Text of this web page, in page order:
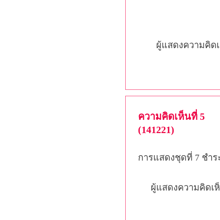
ผู้แสดงความคิด
ความคิดเห็นที่ 5
(141221)
การแสดงชุดที่ 7 ชำร
ผู้แสดงความคิดเ